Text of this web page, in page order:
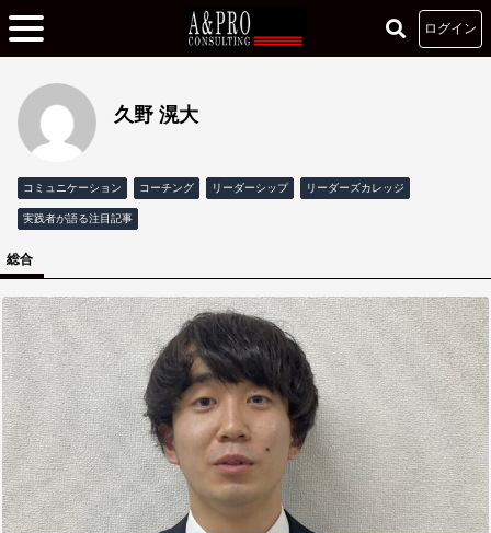
ログイン
久野 滉大
コミュニケーション コーチング リーダーシップ リーダーズカレッジ
実践者が語る注目記事
総合